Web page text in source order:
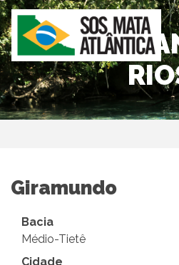
Giramundo
Bacia
Médio-Tietê
Cidade